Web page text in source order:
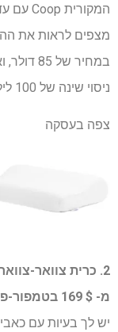
מצפים לראות את
ניסוי שינה של 100 לילות, אחריות לחמש שנים ומשלוח חינם.
צפה בעסקה
2. כרית צוואר-צוואר:
מ- $ 169 בטמפור-פדיק